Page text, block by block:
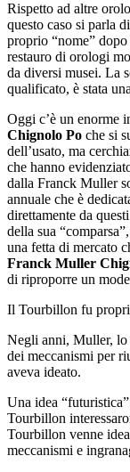
Rispetto ad altre
questo caso si parla
proprio “nome”
restauro di orologi
da diversi musei. La
qualificato, è stata
Oggi c’è un enorme
Chignolo Po che si
dell’usato, ma
che hanno
dalla Franck Muller
annuale che è
direttamente da
della sua
una fetta di mercato
Franck Muller
di riproporre un
Il Tourbillon fu
Negli anni, Muller, lo
dei meccanismi per
aveva ideato.
Una idea
Tourbillon
Tourbillon venne
meccanismi e